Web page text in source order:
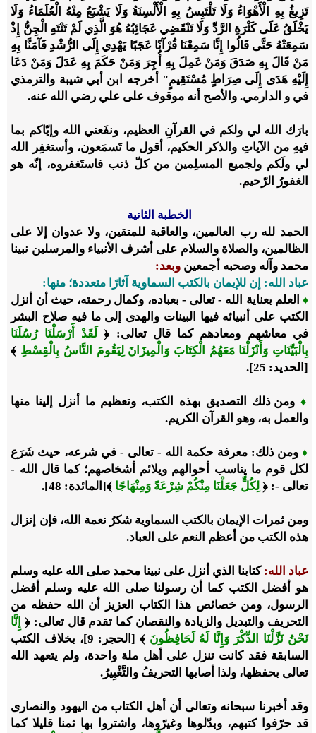
تَزِيغُ بِهِ الْأَهْوَاءُ وَلَا تَلْتَبِسُ بِهِ الْأَلْسِنَةُ وَلَا يَشْبَعُ مِنْهُ الْعُلَمَاءُ وَلَا
يَخْلَقُ عَلَى كَثْرَةِ الرَّدِّ وَلَا تَنْقَضِي عَجَائِبُهُ هُوَ الَّذِي لَمْ تَنْتَهِ الْجِنُّ إِذْ
سَمِعَتْهُ حَتَّى قَالُوا إِنَّا سَمِعْنَا قُرْآنًا عَجَبًا يَهْدِي إِلَى الرُّشْدِ فَآمَنَّا بِهِ
مَنْ قَالَ بِهِ صَدَقَ وَمَنْ عَمِلَ بِهِ أُجِرَ وَمَنْ حَكَمَ بِهِ عَدَلَ وَمَنْ دَعَا
إِلَيْهِ هَدَى إِلَى صِرَاطٍ مُسْتَقِيمٍ" أخرجه ابن أبي شيبة والترمذي
في و الدارمي. والأصح أنه موقوف على علي رضي الله عنه.
بارَك الله لي ولكم في القرآنِ العظيم، ونفَعني الله وإيّاكم بما
فيهِ من الآياتِ والذكر الحكيم، أقول ما تَسمَعون، وأستغفِر الله
لي ولَكم ولجميع المسلِمين من كلّ ذنب فاستَغفروه، إنّه هو
الغفورُ الرّحيم.
الخطبة الثانية
الحمد لله رب العالمين، والعاقبة للمتقين، ولا عدوان إلا على
الظالمين، والصلاة والسلام على أشرف الأنبياء والمرسلين نبينا
محمد وآله وصحبه أجمعين وبعد:
عباد الله: إن للإيمان بالكتب السماوية آثارًا متعددة؛ منها:
♦ العلم بعناية الله - تعالى - بعباده، وكمال رحمته، حيث أن أنزل
الكتب على أنبيائه فيها البينات والهدى إلى ما فيه صلاح البشر
في معاشهم ومعادهم كما قال تعالى: ﴿ لَقَدْ أَرْسَلْنَا رُسُلَنَا
بِالْبَيِّنَاتِ وَأَنْزَلْنَا مَعَهُمُ الْكِتَابَ وَالْمِيزَانَ لِيَقُومَ النَّاسُ بِالْقِسْطِ ﴾
[الحديد: 25].
♦ ومن ذلك التصديق بهذه الكتب، وتعظيم ما أنزل إلينا منها
والعمل به، وهو القرآن الكريم.
♦ ومن ذلك: معرفة حكمة الله - تعالى - في شرعه، حيث شَرَع
لكل قوم ما يناسب أحوالهم ويلائم أشخاصهم؛ كما قال الله -
تعالى -: ﴿ لِكُلٍّ جَعَلْنَا مِنْكُمْ شِرْعَةً وَمِنْهَاجًا ﴾[المائدة: 48].
ومن ثمرات الإيمان بالكتب السماوية شكرُ نعمة الله، فإن إنزال
هذه الكتب من أعظم النعم على العباد.
عباد الله: كتابنا الذي أنزل على نبينا محمد صلى الله عليه وسلم
هو أفضل الكتب كما أن رسولنا صلى الله عليه وسلم أفضل
الرسول، ومن خصائص هذا الكتاب العزيز أن الله حفظه من
التحريف والتبديل والزيادة والنقصان كما تقدم قال تعالى: ﴿ إِنَّا
نَحْنُ نَزَّلْنَا الذِّكْرَ وَإِنَّا لَهُ لَحَافِظُونَ
﴾ [الحجر: 9]، بخلاف الكتب
السابقة فقد كانت تنزل على أهل ملة واحدة، ولم يتعهد الله
تعالى بحفظها، ولذا أصابها التحريفُ والتَّغْيِيرُ.
وقد أخبرنا سبحانه وتعالى أن أهل الكتاب من اليهود والنصارى
قد حرّفوا كتبهم، وبدّلوها وغيرّوها، واشتروا بها ثمنا قليلا كما